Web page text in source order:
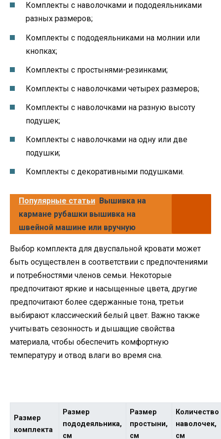
Комплекты с наволочками и пододеяльниками
разных размеров;
Комплекты с пододеяльниками на молнии или
кнопках;
Комплекты с простынями-резинками;
Комплекты с наволочками четырех размеров;
Комплекты с наволочками на разную высоту
подушек;
Комплекты с наволочками на одну или две
подушки;
Комплекты с декоративными подушками.
Популярные статьи Вышивка на
кармане рубашки вышивка на
швейной машине или вручную
Выбор комплекта для двуспальной кровати может
быть осуществлен в соответствии с предпочтениями
и потребностями членов семьи. Некоторые
предпочитают яркие и насыщенные цвета, другие
предпочитают более сдержанные тона, третьи
выбирают классический белый цвет. Важно также
учитывать сезонность и дышащие свойства
материала, чтобы обеспечить комфортную
температуру и отвод влаги во время сна.
Размер
комплекта
Размер
пододеяльника,
см
Размер
простыни,
см
Количество
наволочек,
см